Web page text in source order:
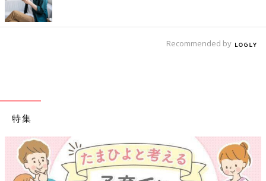
Recommended by
特集